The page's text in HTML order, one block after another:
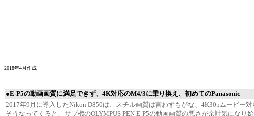
2018年4月作成
●E-P5の動画画質に満足できず、4K対応のM4/3に乗り換え、初めてのPanasonic
2017年9月に導入したNikon D850は、スチル画質は言わずもがな、4K30pムービー
そうなってくると、サブ機のOLYMPUS PEN E-P5の動画画質の悪さが余計気になり